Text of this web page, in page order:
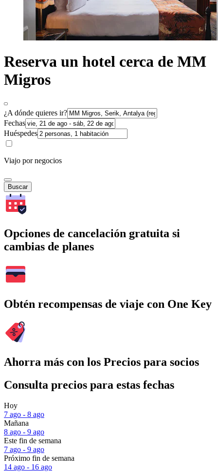
Reserva un hotel cerca de MM
Migros
¿A dónde quieres ir?
Fechas
Huéspedes
Viajo por negocios
Buscar
Opciones de cancelación gratuita si
cambias de planes
Obtén recompensas de viaje con One Key
Ahorra más con los Precios para socios
Consulta precios para estas fechas
Hoy
7 ago - 8 ago
Mañana
8 ago - 9 ago
Este fin de semana
7 ago - 9 ago
Próximo fin de semana
14 ago - 16 ago